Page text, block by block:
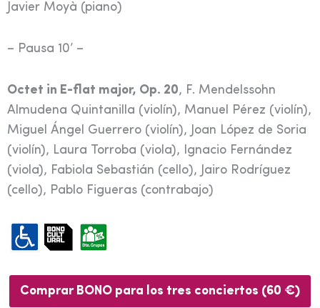
Javier Moyà (piano)
– Pausa 10’ –
Octet in E-flat major, Op. 20, F. Mendelssohn
Almudena Quintanilla (violín), Manuel Pérez (violín),
Miguel Ángel Guerrero (violín), Joan López de Soria
(violín), Laura Torroba (viola), Ignacio Fernández
(viola), Fabiola Sebastián (cello), Jairo Rodríguez
(cello), Pablo Figueras (contrabajo)
Comprar BONO para los tres conciertos (60 €)